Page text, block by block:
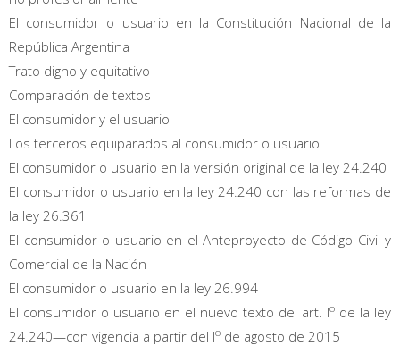
El consumidor o usuario en la Constitución Nacional de la
República Argentina
Trato digno y equitativo
Comparación de textos
El consumidor y el usuario
Los terceros equiparados al consumidor o usuario
El consumidor o usuario en la versión original de la ley 24.240
El consumidor o usuario en la ley 24.240 con las reformas de
la ley 26.361
El consumidor o usuario en el Anteproyecto de Código Civil y
Comercial de la Nación
El consumidor o usuario en la ley 26.994
El consumidor o usuario en el nuevo texto del art. Io de la ley
24.240—con vigencia a partir del Io de agosto de 2015